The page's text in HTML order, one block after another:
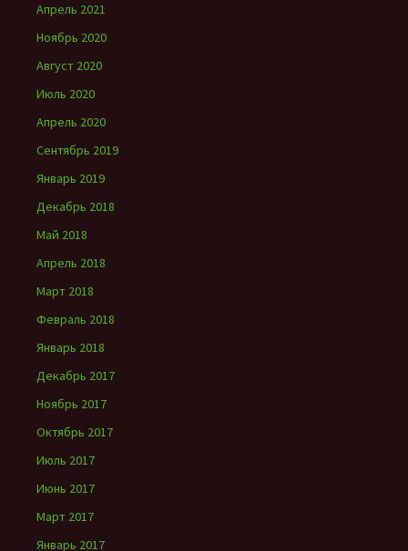
Апрель 2021
Ноябрь 2020
Август 2020
Июль 2020
Апрель 2020
Сентябрь 2019
Январь 2019
Декабрь 2018
Май 2018
Апрель 2018
Март 2018
Февраль 2018
Январь 2018
Декабрь 2017
Ноябрь 2017
Октябрь 2017
Июль 2017
Июнь 2017
Март 2017
Январь 2017